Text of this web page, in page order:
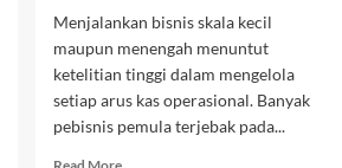
Menjalankan bisnis skala kecil
maupun menengah menuntut
ketelitian tinggi dalam mengelola
setiap arus kas operasional. Banyak
pebisnis pemula terjebak pada...
Read